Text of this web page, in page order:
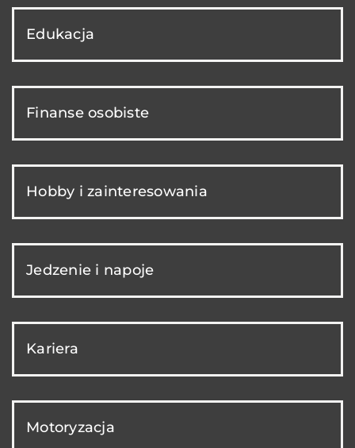
Edukacja
Finanse osobiste
Hobby i zainteresowania
Jedzenie i napoje
Kariera
Motoryzacja